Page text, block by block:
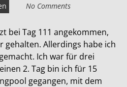
No Comments
bei Tag 111 angekommen,
gehalten. Allerdings habe ich
Ich war für drei
2. Tag bin ich für 15
gegangen, mit dem